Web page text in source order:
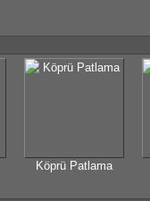
Köprü Patlama